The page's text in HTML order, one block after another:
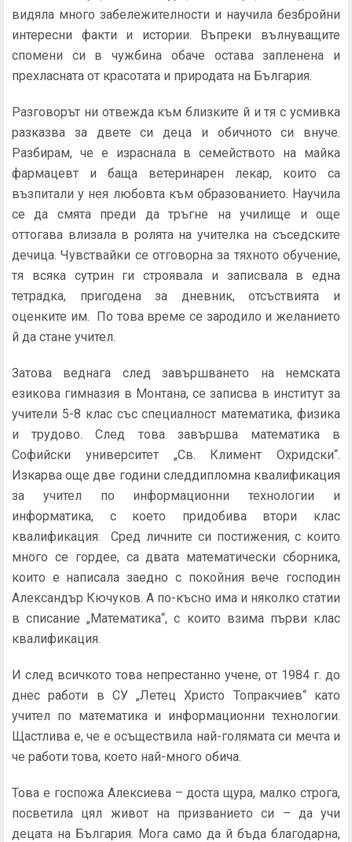
видяла много забележителности и научила безбройни
интересни факти и истории. Въпреки вълнуващите
спомени си в чужбина обаче остава запленена и
прехласната от красотата и природата на България.
Разговорът ни отвежда към близките й и тя с усмивка
разказва за двете си деца и обичното си внуче.
Разбирам, че е израснала в семейството на майка
фармацевт и баща ветеринарен лекар, които са
възпитали у нея любовта към образованието. Научила
се да смята преди да тръгне на училище и още
оттогава влизала в ролята на учителка на съседските
дечица. Чувствайки се отговорна за тяхното обучение,
тя всяка сутрин ги строявала и записвала в една
тетрадка, пригодена за дневник, отсъствията и
оценките им. По това време се зародило и желанието
й да стане учител.
Затова веднага след завършването на немската
езикова гимназия в Монтана, се записва в институт за
учители 5-8 клас със специалност математика, физика
и трудово. След това завършва математика в
Софийски университет „Св. Климент Охридски“.
Изкарва още две години следдипломна квалификация
за учител по информационни технологии и
информатика, с което придобива втори клас
квалификация. Сред личните си постижения, с които
много се гордее, са двата математически сборника,
които е написала заедно с покойния вече господин
Александър Кючуков. А по-късно има и няколко статии
в списание „Математика“, с които взима първи клас
квалификация.
И след всичкото това непрестанно учене, от 1984 г. до
днес работи в СУ „Летец Христо Топракчиев“ като
учител по математика и информационни технологии.
Щастлива е, че е осъществила най-голямата си мечта и
че работи това, което най-много обича.
Това е госпожа Алексиева – доста щура, малко строга,
посветила цял живот на призванието си – да учи
децата на България. Мога само да й бъда благодарна,